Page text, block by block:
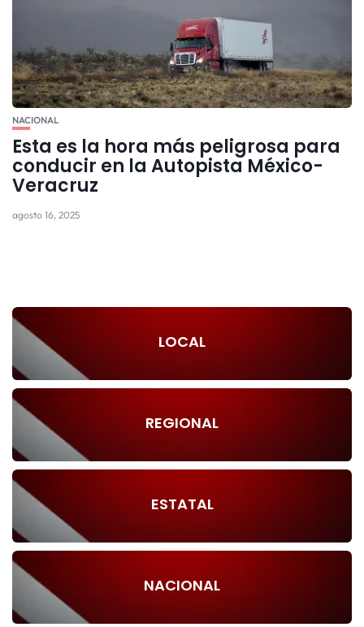
NACIONAL
Esta es la hora más peligrosa para
conducir en la Autopista México-
Veracruz
agosto 16, 2025
LOCAL
REGIONAL
ESTATAL
NACIONAL